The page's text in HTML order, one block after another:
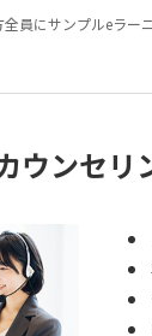
員にサンプルeラー
ウンセリ